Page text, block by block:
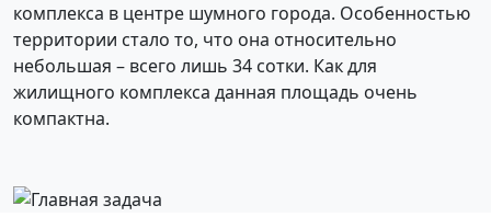
комплекса в центре шумного города. Особенностью
территории стало то, что она относительно
небольшая – всего лишь 34 сотки. Как для
жилищного комплекса данная площадь очень
компактна.